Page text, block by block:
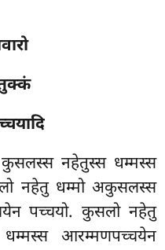
नहेतुस्स धम्मस्स
नहेतु धम्मो अकुसलस्स
पच्चयो. कुसलो नहेतु
आरम्मणपच्चयेन